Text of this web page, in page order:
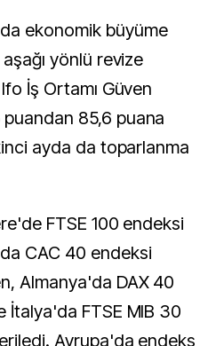
ekonomik büyüme
yönlü revize
İş Ortamı Güven
85,6 puana
ayda da toparlanma
FTSE 100 endeksi
CAC 40 endeksi
Almanya'da DAX 40
İtalya'da FTSE MIB 30
Avrupa'da endeks